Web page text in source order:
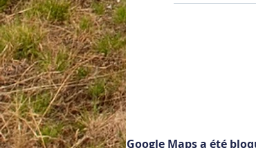
Google Maps a été